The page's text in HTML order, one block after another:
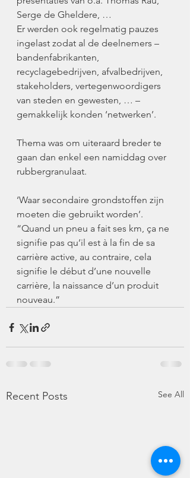
Serge de Gheldere, …
Er werden ook regelmatig pauzes
ingelast zodat al de deelnemers –
bandenfabrikanten,
recyclagebedrijven, afvalbedrijven,
stakeholders, vertegenwoordigers
van steden en gewesten, … –
gemakkelijk konden ‘netwerken’.
Thema was om uiteraard breder te
gaan dan enkel een namiddag over
rubbergranulaat.
‘Waar secondaire grondstoffen zijn
moeten die gebruikt worden’.
“Quand un pneu a fait ses km, ça ne
signifie pas qu’il est à la fin de sa
carrière active, au contraire, cela
signifie le début d’une nouvelle
carrière, la naissance d’un produit
nouveau.”
Recent Posts See All